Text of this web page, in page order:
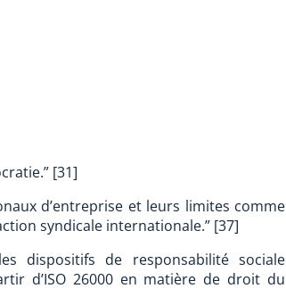
[31]
d’entreprise et leurs limites comme
syndicale internationale.” [37]
dispositifs de responsabilité sociale
d’ISO 26000 en matière de droit du